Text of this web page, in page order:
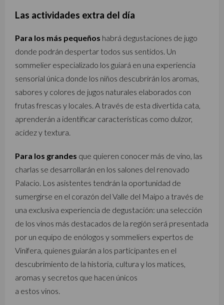
Las actividades extra del día
Para los más pequeños habrá degustaciones de jugo
donde podrán despertar todos sus sentidos. Un
sommelier especializado los guiará en una experiencia
sensorial única donde los niños descubrirán los aromas,
sabores y colores de jugos naturales elaborados con
frutas frescas y locales. A través de esta divertida cata,
aprenderán a identificar características como dulzor,
acidez y textura.
Para los grandes que quieren conocer más de vino, las
charlas se desarrollarán en los salones del renovado
Palacio. Los asistentes tendrán la oportunidad de
sumergirse en el corazón del Valle del Maipo a través de
una exclusiva experiencia de degustación: una selección
de los vinos más destacados de la región será presentada
por un equipo de enólogos y sommeliers expertos de
Vinífera, quienes guiarán a los participantes en el
descubrimiento de la historia, cultura y los matices,
aromas y secretos que hacen únicos
a estos vinos.